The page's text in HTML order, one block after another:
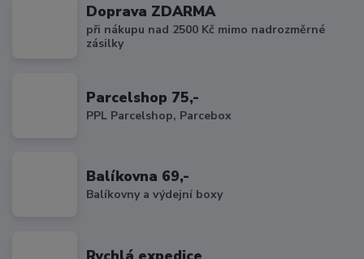
Doprava ZDARMA
při nákupu nad 2500 Kč mimo nadrozměrné
zásilky
Parcelshop 75,-
PPL Parcelshop, Parcebox
Balíkovna 69,-
Balíkovny a výdejní boxy